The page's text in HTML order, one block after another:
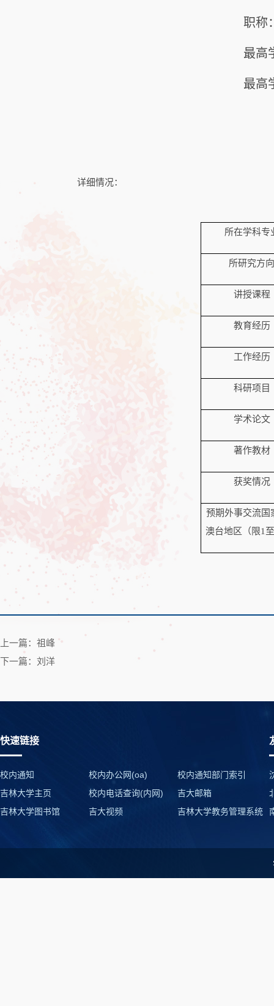
职称
最高
最高
详细情况：
所在学科专
所研究方向
讲授课程
教育经历
工作经历
科研项目
学术论文
著作教材
获奖情况
预期外事交流国
澳台地区（限1 至
上一篇：祖峰
下一篇：刘洋
快速链接
校内通知 校内办公网(oa)
校内通知部门索引
吉林大学主页
校内电话查询(内网)
吉大邮箱
吉林大学图书馆
吉大视频 吉林大学教务管理系统